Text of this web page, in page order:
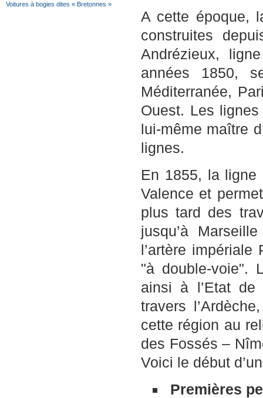
Voitures à bogies dites « Bretonnes »
A cette époque,
construites
Andrézieux,
années 1850,
Méditerranée,
Ouest. Les
lui-même maître
lignes.
En 1855, la ligne
Valence et
plus tard des
jusqu’à
l’artère
"à double-voie".
ainsi à l’Etat
travers
cette région au
des Fossés –
Voici le début
Premières